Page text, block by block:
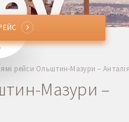
рейси Ольштин-Мазури –
Мазури –